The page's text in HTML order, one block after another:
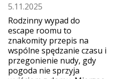
5.11.2025
Rodzinny wypad do
escape roomu to
znakomity przepis na
wspólne spędzanie czasu i
przegonienie nudy, gdy
pogoda nie sprzyja